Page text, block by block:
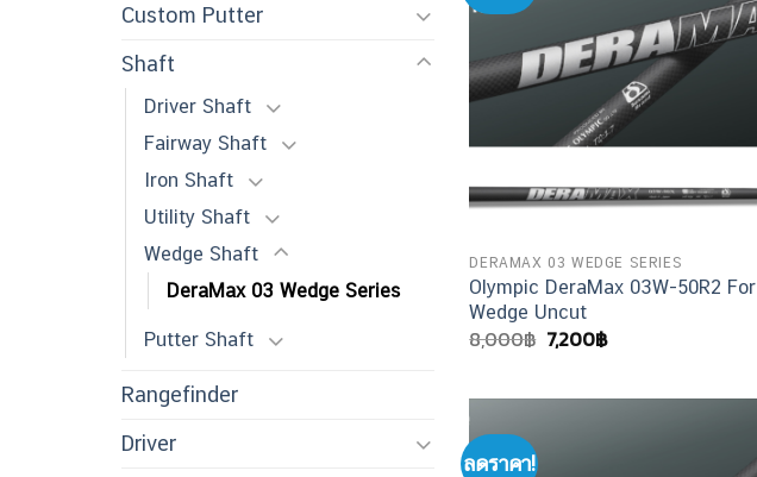
Custom Putter
Shaft
Driver Shaft
Fairway Shaft
Iron Shaft
Utility Shaft
Wedge Shaft
DeraMax 03 Wedge Series
Putter Shaft
Rangefinder
Driver
DERAMAX 03 WEDGE SERIES
Olympic DeraMax 03W-50R2 For
Wedge Uncut
8,000฿ Original
price
8,000฿.
7,200฿Current
7,200฿.
ลดราคา!